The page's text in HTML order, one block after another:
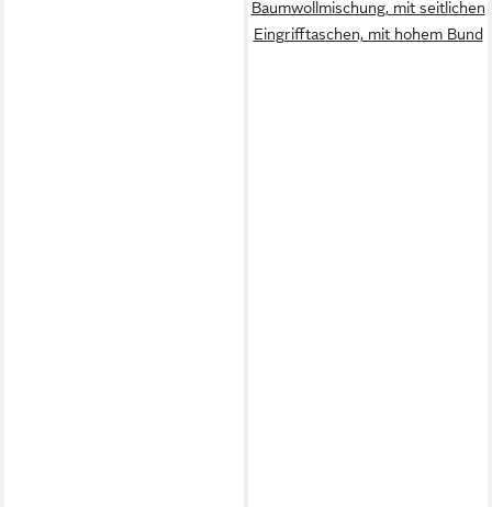
Baumwollmischung, mit seitlichen
Eingrifftaschen, mit hohem Bund